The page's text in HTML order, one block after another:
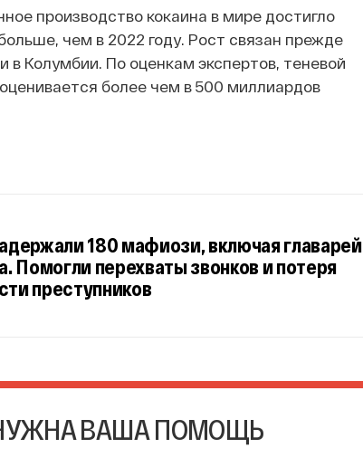
производство кокаина в мире достигло
чем в 2022 году. Рост связан прежде
в Колумбии. По оценкам экспертов, теневой
более чем в 500 миллиардов
180 мафиози, включая главарей
Помогли перехваты звонков и потеря
преступников
ВАША ПОМОЩЬ